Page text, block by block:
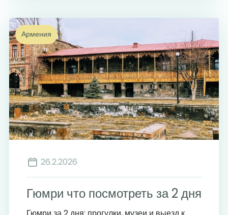
Армения
26.2.2026
Гюмри что посмотреть за 2 дня